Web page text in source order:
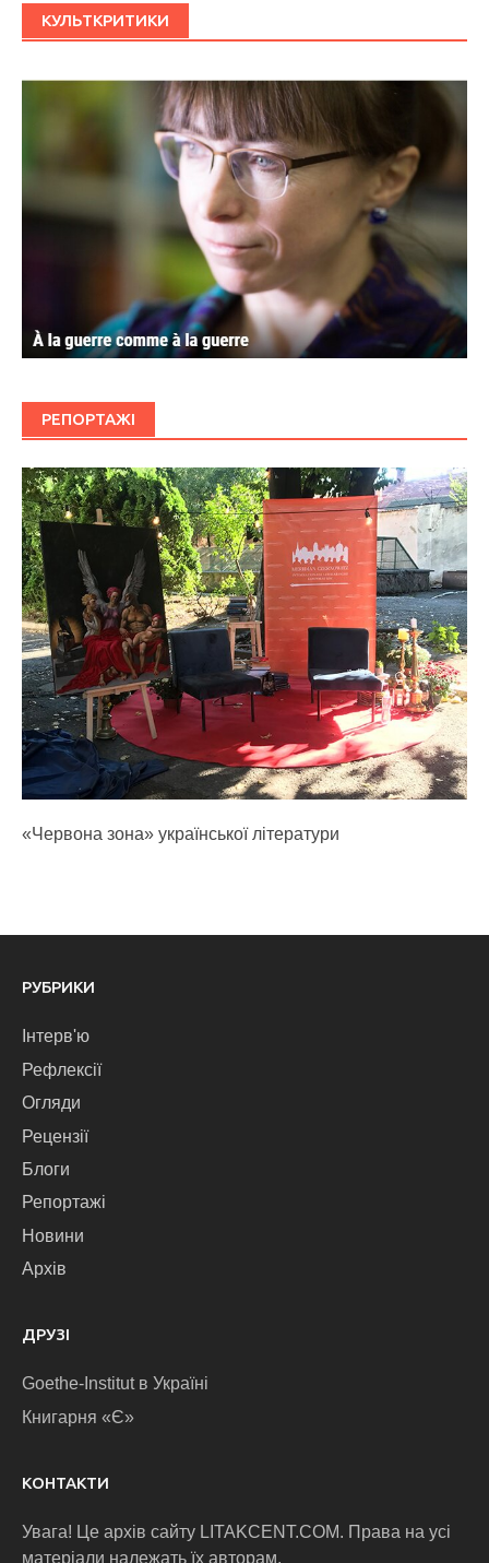
КУЛЬТКРИТИКИ
РЕПОРТАЖІ
«Червона зона» української літератури
РУБРИКИ
Інтерв'ю
Рефлексії
Огляди
Рецензії
Блоги
Репортажі
Новини
Архів
ДРУЗІ
Goethe-Institut в Україні
Книгарня «Є»
КОНТАКТИ
Увага! Це архів сайту LITAKCENT.COM. Права на усі
матеріали належать їх авторам.